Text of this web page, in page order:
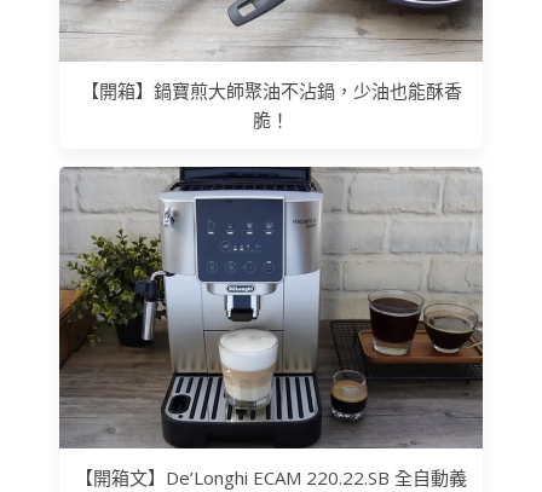
【開箱】鍋寶煎大師聚油不沾鍋，少油也能酥香
脆！
【開箱文】De’Longhi ECAM 220.22.SB 全自動義